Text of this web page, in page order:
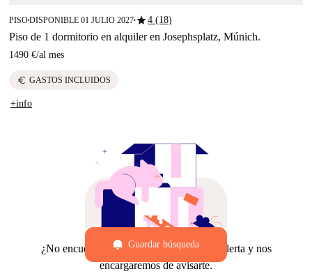
PISO■DISPONIBLE 01 JULIO 2027■star4 (18)
Piso de 1 dormitorio en alquiler en Josephsplatz, Múnich.
1490 €/al mes
euro GASTOS INCLUIDOS
+info
¿No encuentras lo que buscas? Crea una alerta y nos
encargaremos de avisarte.
Guardar búsqueda